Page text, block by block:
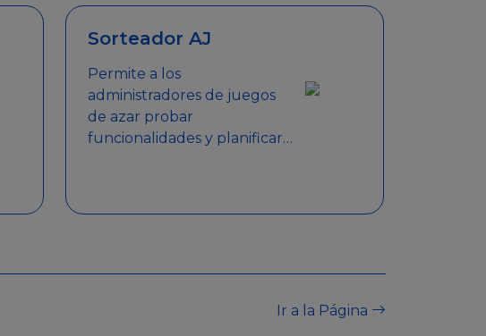
relacionados con
Sorteador AJ
Permite a los
administradores de juegos
de azar probar
funcionalidades y planificar
Ir a la Página